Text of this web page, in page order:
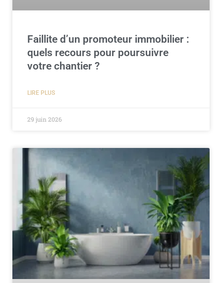
Faillite d’un promoteur immobilier :
quels recours pour poursuivre
votre chantier ?
LIRE PLUS
29 juin 2026